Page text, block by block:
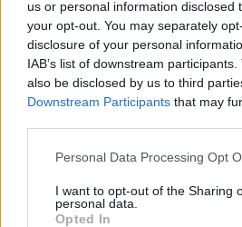
us or personal information disclosed
your opt-out. You may separately
disclosure of your personal
IAB’s list of downstream
also be disclosed by us to third
Downstream Participants that may
Personal Data Processing Opt
I want to opt-out of the Sharing
personal data.
Opted In